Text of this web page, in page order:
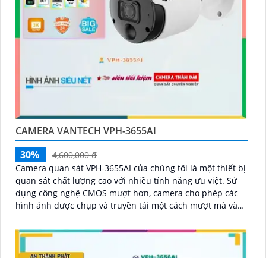
CAMERA VANTECH VPH-3655AI
30%
4,600,000 ₫
Camera quan sát VPH-3655AI của chúng tôi là một thiết bị
quan sát chất lượng cao với nhiều tính năng ưu việt. Sử
dụng công nghệ CMOS mượt hơn, camera cho phép các
hình ảnh được chụp và truyền tải một cách mượt mà và